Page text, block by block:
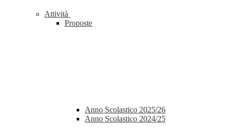
Attività
Proposte
Anno Scolastico 2025/26
Anno Scolastico 2024/25